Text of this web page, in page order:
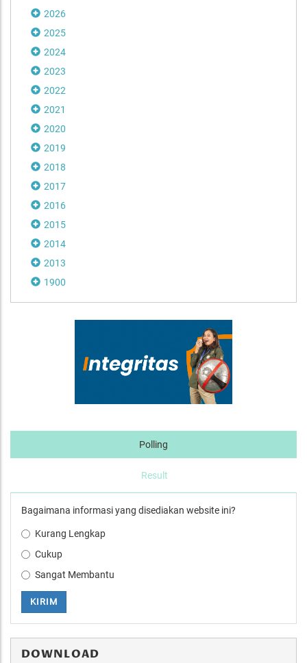
2026
2025
2024
2023
2022
2021
2020
2019
2018
2017
2016
2015
2014
2013
1900
Polling
Result
Bagaimana informasi yang disediakan website ini?
Kurang Lengkap
Cukup
Sangat Membantu
KIRIM
DOWNLOAD